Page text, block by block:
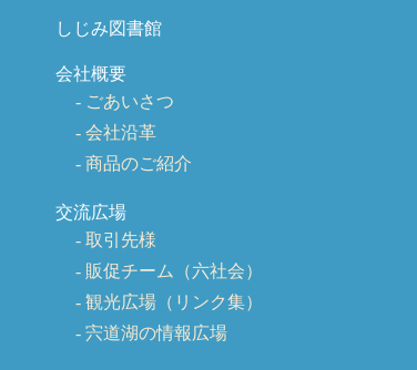
しじみ図書館
会社概要
ごあいさつ
会社沿革
商品のご紹介
交流広場
取引先様
販促チーム（六社会）
観光広場（リンク集）
宍道湖の情報広場